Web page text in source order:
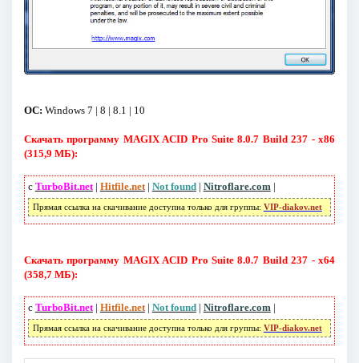
ОС: Windows 7 | 8 | 8.1 | 10
Скачать программу MAGIX ACID Pro Suite 8.0.7 Build 237 - x86
(315,9 МБ):
с TurboBit.net| Hitfile.net| Not found| Nitroflare.com|
Прямая ссылка на скачивание доступна только для группы: VIP-diakov.net
Скачать программу MAGIX ACID Pro Suite 8.0.7 Build 237 - x64
(358,7 МБ):
с TurboBit.net| Hitfile.net| Not found| Nitroflare.com|
Прямая ссылка на скачивание доступна только для группы: VIP-diakov.net